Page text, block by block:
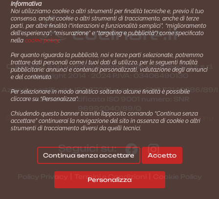
Cucinare.it è un marchio commerciale di Impiego24.it s.r.l.
copyright 2014 - 2024 P.IVA: 03406490130
Azienda certiﬁcata ISO 27001 numero: SNR 73140386/89/I
- Azienda certiﬁcata ISO 9001 numero: SNR
Gestione consensi e categorie merceologiche marketing
Seguici su:
Termini e Condizioni
Informativa
Noi utilizziamo cookie o altri strumenti per finalità tecniche e, previo il tuo
consenso, anche cookie o altri strumenti di tracciamento, anche di terze
parti, per altre finalità (“interazioni e funzionalità semplici”, “miglioramento
dell'esperienza”, “misurazione” e “targeting e pubblicità”) come specificato
nellacookie policy.
Per quanto riguarda la pubblicità, noi e terze parti selezionate, potremmo
trattare dati personali come i tuoi dati di utilizzo, per le seguenti finalità
pubblicitarie: annunci e contenuti personalizzati, valutazione degli annunci
e del contenuto.
Per selezionare in modo analitico soltanto alcune finalità è possibile
cliccare su “Personalizza”.
Chiudendo questo banner tramite l’apposito comando “Continua senza
accettare” continuerai la navigazione del sito in assenza di cookie o altri
strumenti di tracciamento diversi da quelli tecnici.
Personalizza
Continua senza accettare Accetto